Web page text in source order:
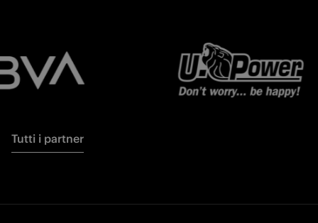
Tutti i partner